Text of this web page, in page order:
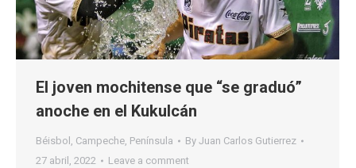
El joven mochitense que “se graduó”
anoche en el Kukulcán
Béisbol , Campeche, Península By Juan Carlos Gutierrez
27 abril, 2022
Leave a comment